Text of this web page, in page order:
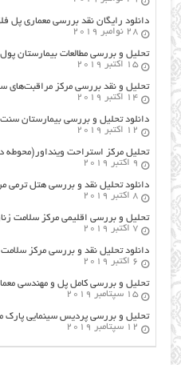
دانلود رایگان نقد بررسی معماری پل
28 نوامبر 2019
تحلیل و بررسی مطالعات بیمارستان
15 اکتبر 2019
تحلیل و نقد بررسی مرکز مراقبت‌های
14 اکتبر 2019
دانلود تحلیل و بررسی بیمارستان
12 اکتبر 2019
تحلیل مرکز استراحت وینداور(محوطه
9 اکتبر 2019
دانلود تحلیل نقد و بررسی هتل ترمی
8 اکتبر 2019
تحلیل و بررسی اقلیمی مرکز سلامت
7 اکتبر 2019
دانلود تحلیل نقد و بررسی مرکز سلامت
6 اکتبر 2019
تحلیل و بررسی کامل پل و مهندسی
15 سپتامبر 2019
تحلیل و بررسی پردیس سینمایی
12 سپتامبر 2019